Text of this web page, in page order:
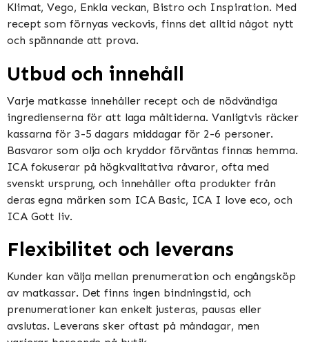
Klimat, Vego, Enkla veckan, Bistro och Inspiration​​​​. Med
recept som förnyas veckovis, finns det alltid något nytt
och spännande att prova​​.
Utbud och innehåll
Varje matkasse innehåller recept och de nödvändiga
ingredienserna för att laga måltiderna. Vanligtvis räcker
kassarna för 3-5 dagars middagar för 2-6 personer.
Basvaror som olja och kryddor förväntas finnas hemma​​.
ICA fokuserar på högkvalitativa råvaror, ofta med
svenskt ursprung, och innehåller ofta produkter från
deras egna märken som ICA Basic, ICA I love eco, och
ICA Gott liv​​.
Flexibilitet och leverans
Kunder kan välja mellan prenumeration och engångsköp
av matkassar. Det finns ingen bindningstid, och
prenumerationer kan enkelt justeras, pausas eller
avslutas. Leverans sker oftast på måndagar, men